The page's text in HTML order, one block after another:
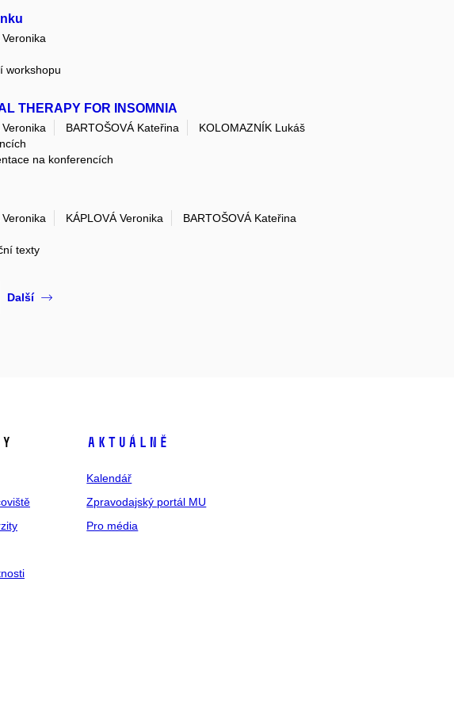
workshopu
THERAPY FOR INSOMNIA
BARTOŠOVÁ Kateřina
KOLOMAZNÍK Lukáš
na konferencích
KÁPLOVÁ Veronika
BARTOŠOVÁ Kateřina
texty
Další
Aktuálně
Kalendář
Zpravodajský portál MU
Pro média